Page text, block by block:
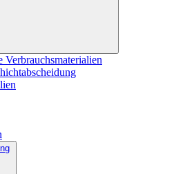
Verbrauchsmaterialien